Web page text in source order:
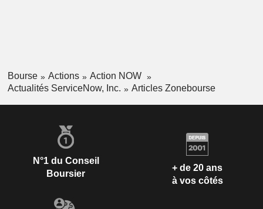
Bourse Actions
Action NOW
Actualités ServiceNow, Inc.
Articles Zonebourse
N°1 du Conseil
Boursier
+ de 20 ans
à vos côtés